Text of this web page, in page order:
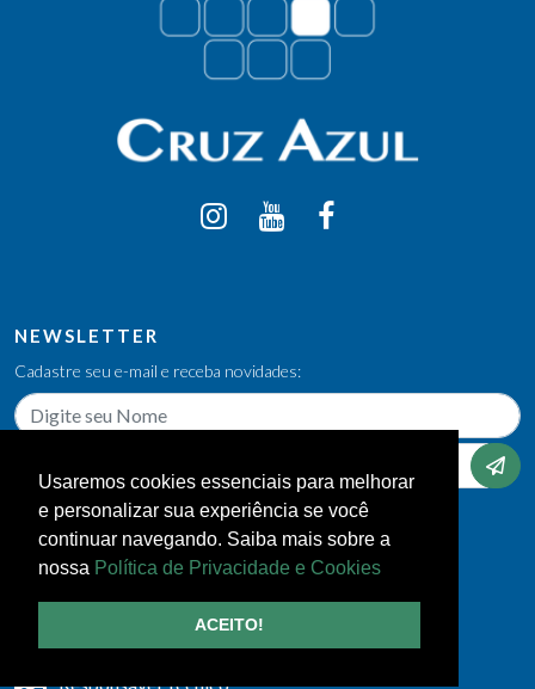
Usaremos cookies essenciais para melhorar
e personalizar sua experiência se você
continuar navegando. Saiba mais sobre a
nossa Política de Privacidade e Cookies
ACEITO!
NEWSLETTER
Cadastre seu e-mail e receba novidades:
Informações e agendamento
(11) 3348-4000
Avenida Lins de Vasconcelos, 356 - Cambuci
São Paulo - SP, 01538-000
Responsável Técnico: